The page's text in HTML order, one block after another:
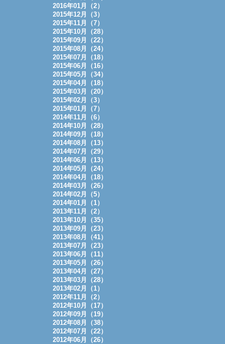
2016年01月（2）
2015年12月（3）
2015年11月（7）
2015年10月（28）
2015年09月（22）
2015年08月（24）
2015年07月（18）
2015年06月（16）
2015年05月（34）
2015年04月（18）
2015年03月（20）
2015年02月（3）
2015年01月（7）
2014年11月（6）
2014年10月（28）
2014年09月（18）
2014年08月（13）
2014年07月（29）
2014年06月（13）
2014年05月（24）
2014年04月（18）
2014年03月（26）
2014年02月（5）
2014年01月（1）
2013年11月（2）
2013年10月（35）
2013年09月（23）
2013年08月（41）
2013年07月（23）
2013年06月（11）
2013年05月（26）
2013年04月（27）
2013年03月（28）
2013年02月（1）
2012年11月（2）
2012年10月（17）
2012年09月（19）
2012年08月（38）
2012年07月（22）
2012年06月（26）